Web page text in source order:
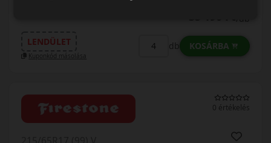
LENDÜLET
Kuponkód másolása
db KOSÁRBA
0 értékelés